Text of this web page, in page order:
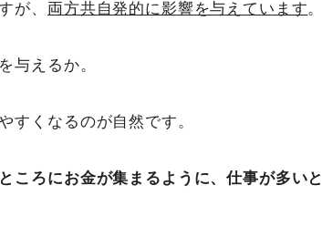
が、 両方共自発的に影響を与えています。
与えるか。
すくなるのが自然です。
ころにお金が集まるように、仕事が多いと